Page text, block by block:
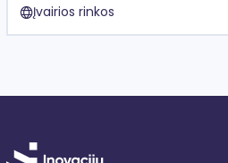
Įvairios rinkos